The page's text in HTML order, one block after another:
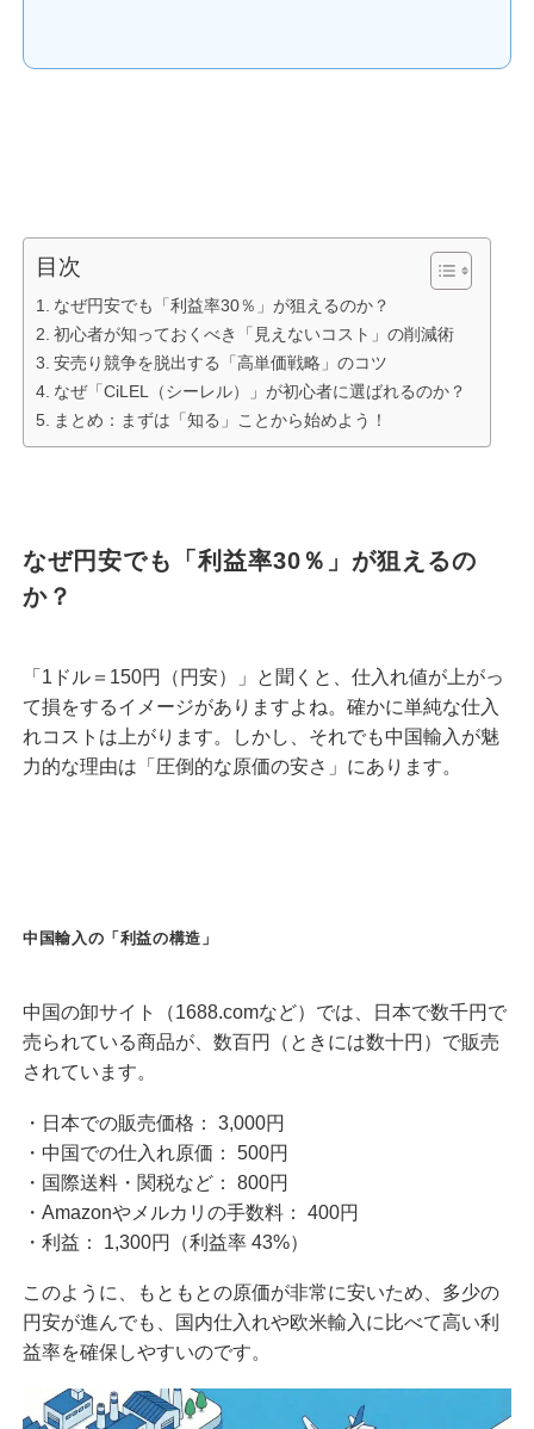
目次
なぜ円安でも「利益率30％」が狙えるのか？
初心者が知っておくべき「見えないコスト」の削減術
安売り競争を脱出する「高単価戦略」のコツ
なぜ「CiLEL（シーレル）」が初心者に選ばれるのか？
まとめ：まずは「知る」ことから始めよう！
なぜ円安でも「利益率30％」が狙えるの
か？
「1ドル＝150円（円安）」と聞くと、仕入れ値が上がっ
て損をするイメージがありますよね。確かに単純な仕入
れコストは上がります。しかし、それでも中国輸入が魅
力的な理由は「圧倒的な原価の安さ」にあります。
中国輸入の「利益の構造」
中国の卸サイト（1688.comなど）では、日本で数千円で
売られている商品が、数百円（ときには数十円）で販売
されています。
・日本での販売価格：
3,000円
・中国での仕入れ原価：
500円
・国際送料・関税など：
800円
・Amazonやメルカリの手数料：
400円
・利益：
1,300円（利益率 43%）
このように、もともとの原価が非常に安いため、多少の
円安が進んでも、国内仕入れや欧米輸入に比べて高い利
益率を確保しやすいのです。